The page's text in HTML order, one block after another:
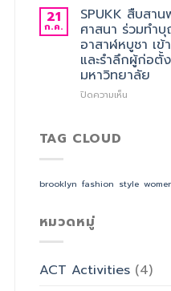
จัดการ
ธุรกิจ
โรงแรม
และ
การ
ออกแบบ
การ
เดิน
หน้า
ยก
ระดับ
งาน
สำนักงาน
ด้วย
21
ก.ค.
SPUKK สืบสาน
ศาสนา ร่วมทำ
อาสาฬหบูชา เข้
และรำลึกผู้ก่อตั้ง
มหาวิทยาลัย
ปิดความเห็นบน
วัน
ผู้
TAG CLOUD
brooklyn fashion style
หมวดหมู่
ACT Activities(4)